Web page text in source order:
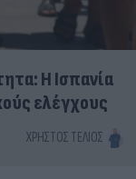
Η Ισπανία
ελέγχους
ΧΡΉΣΤΟΣ ΤΈΛΙΟΣ